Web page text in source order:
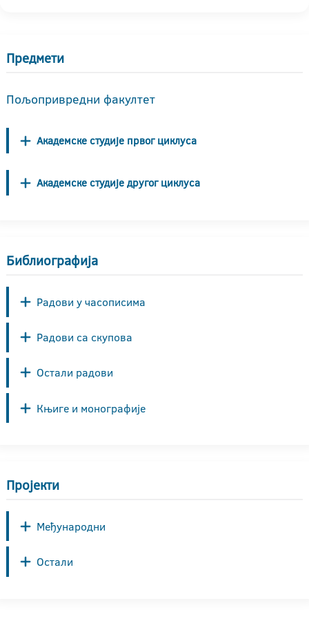
Предмети
Пољопривредни факултет
Академске студије првог циклуса
Академске студије другог циклуса
Библиографија
Радови у часописима
Радови са скупова
Остали радови
Књиге и монографије
Пројекти
Међународни
Остали